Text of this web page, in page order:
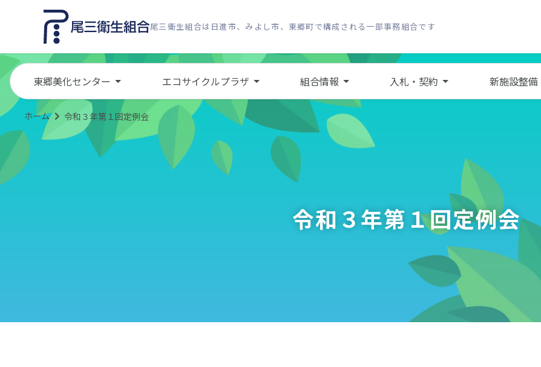
尾三衛生組合は日進市、みよし市、東郷町で構成される一部事務組合です
東郷美化センター エコサイクルプラザ 組合情報 入札・契約 新施設整備
ホーム 令和３年第１回定例会
令和３年第１回定例会